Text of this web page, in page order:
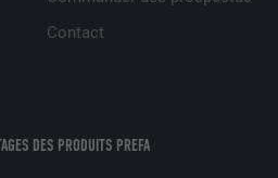
DES PRODUITS PREFA
Contact